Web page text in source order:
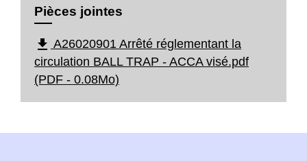
Pièces jointes
file_download A26020901 Arrêté réglementant la
circulation BALL TRAP - ACCA visé.pdf
(PDF - 0.08Mo)